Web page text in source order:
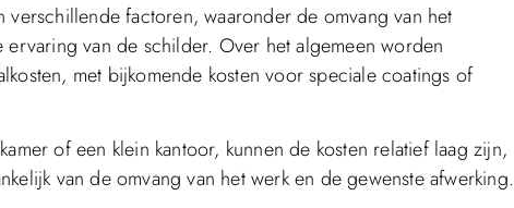
verschillende factoren, waaronder de omvang van het
van de schilder. Over het algemeen worden
met bijkomende kosten voor speciale coatings of
of een klein kantoor, kunnen de kosten relatief laag zijn,
van de omvang van het werk en de gewenste afwerking.